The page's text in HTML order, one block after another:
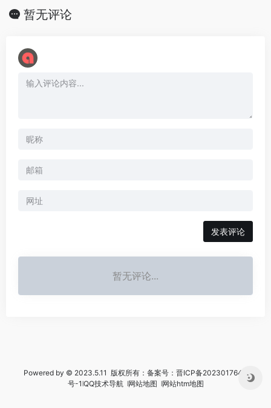
暂无评论
暂无评论...
Powered by © 2023.5.11 版权所有：备案号： 晋ICP备2023017644
号-1꘡QQ技术导航꘡网站地图 ꘡网站htm地图